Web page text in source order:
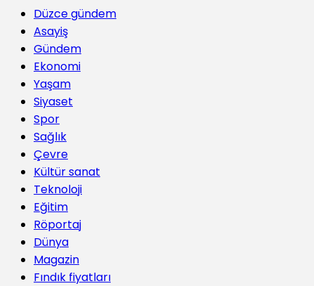
Düzce gündem
Asayiş
Gündem
Ekonomi
Yaşam
Siyaset
Spor
Sağlık
Çevre
Kültür sanat
Teknoloji
Eğitim
Röportaj
Dünya
Magazin
Fındık fiyatları